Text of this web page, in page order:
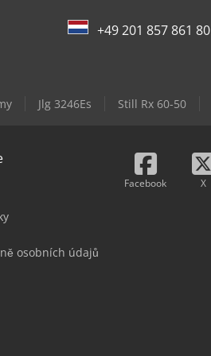
+49 201 857 861 80
Jlg 3246Es Still Rx 60-50
osobních údajů
Facebook X